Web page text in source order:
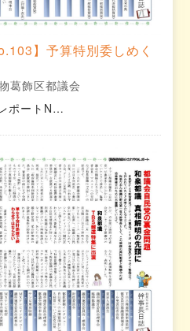
】予算特別委しめく
葛飾区都議会
ポートN…